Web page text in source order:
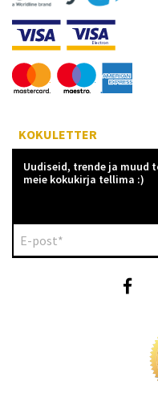
KOKULETTER
Uudiseid, trende ja muud
meie kokukirja tellima :)
E-post*